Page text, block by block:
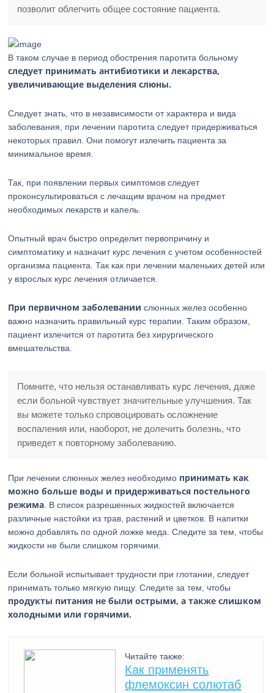
позволит облегчить общее состояние пациента.
В таком случае в период обострения паротита больному
следует принимать антибиотики и лекарства,
увеличивающие выделения слюны.
Следует знать, что в независимости от характера и вида
заболевания, при лечении паротита следует придерживаться
некоторых правил. Они помогут излечить пациента за
минимальное время.
Так, при появлении первых симптомов следует
проконсультироваться с лечащим врачом на предмет
необходимых лекарств и капель.
Опытный врач быстро определит первопричину и
симптоматику и назначит курс лечения с учетом особенностей
организма пациента. Так как при лечении маленьких детей или
у взрослых курс лечения отличается.
При первичном заболевании слюнных желез особенно
важно назначить правильный курс терапии. Таким образом,
пациент излечится от паротита без хирургического
вмешательства.
Помните, что нельзя останавливать курс лечения, даже
если больной чувствует значительные улучшения. Так
вы можете только спровоцировать осложнение
воспаления или, наоборот, не долечить болезнь, что
приведет к повторному заболеванию.
При лечении слюнных желез необходимо принимать как
можно больше воды и придерживаться постельного
режима . В список разрешенных жидкостей включается
различные настойки из трав, растений и цветков. В напитки
можно добавлять по одной ложке меда. Следите за тем, чтобы
жидкости не были слишком горячими.
Если больной испытывает трудности при глотании, следует
принимать только мягкую пищу. Следите за тем, чтобы
продукты питания не были острыми, а также слишком
холодными или горячими.
Читайте также:
Как применять
флемоксин солютаб